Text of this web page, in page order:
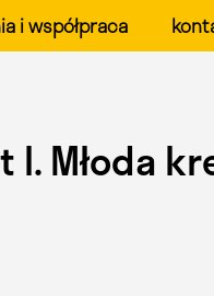
ASP w
i współpraca
Młoda